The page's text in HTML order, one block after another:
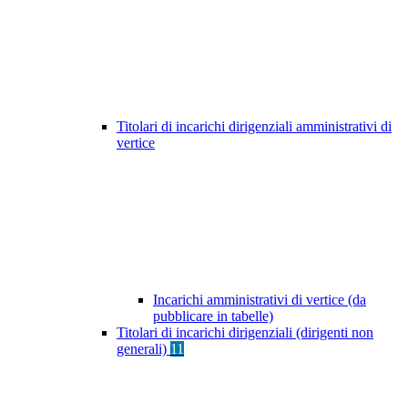
Titolari di incarichi dirigenziali amministrativi di
vertice
Incarichi amministrativi di vertice (da
pubblicare in tabelle)
Titolari di incarichi dirigenziali (dirigenti non
generali) 11